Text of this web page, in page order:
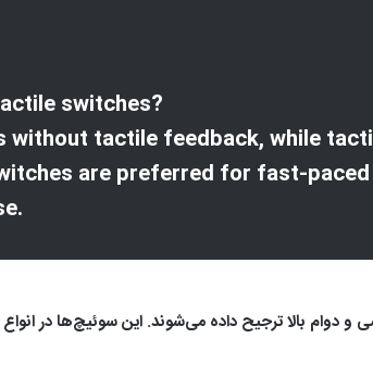
switches?
without tactile feedback, while
are preferred for fast-
و دوام بالا ترجیح داده می‌شوند. این سوئیچ‌ها در